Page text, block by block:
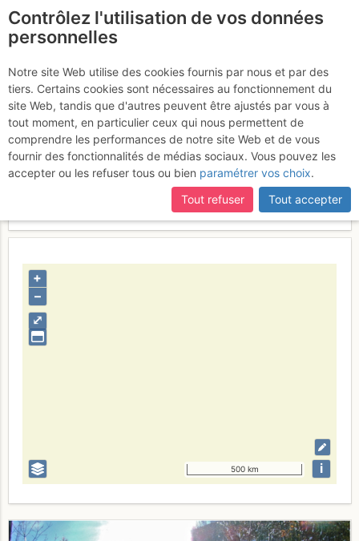
certaines pages ne sont plus accessibles, manquantes ou
incomplètes, déconnectez-vous puis reconnectez-vous à votre
compte sur le site.
Départ
Activités
Contributeur
skiroad
Type d'image (licence)
individuel (CC by-nc-nd)
1351892755_1011210588.jpg
⤢
+
–
500 km i
Contrôlez l'utilisation de vos données
personnelles
Notre site Web utilise des cookies fournis par nous et par des
tiers. Certains cookies sont nécessaires au fonctionnement du
site Web, tandis que d'autres peuvent être ajustés par vous à
tout moment, en particulier ceux qui nous permettent de
comprendre les performances de notre site Web et de vous
fournir des fonctionnalités de médias sociaux. Vous pouvez les
accepter ou les refuser tous ou bien paramétrer vos choix.
Tout refuser
Tout accepter